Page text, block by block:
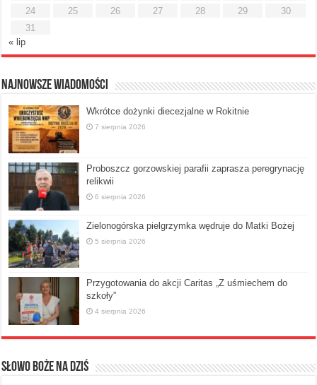
24
25 26 27 28 29
30
31
« lip
Najnowsze Wiadomości
Wkrótce dożynki diecezjalne w Rokitnie
7 sierpnia 2026
Proboszcz gorzowskiej parafii zaprasza peregrynację
relikwii
6 sierpnia 2026
Zielonogórska pielgrzymka wędruje do Matki Bożej
5 sierpnia 2026
Przygotowania do akcji Caritas „Z uśmiechem do
szkoły”
4 sierpnia 2026
Słowo Boże na dziś